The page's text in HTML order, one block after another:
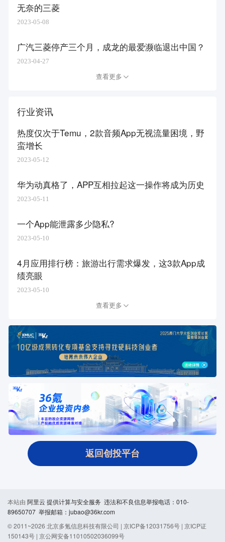
无奈的三菱
2023-05-08
广汽三菱停产三个月，成龙的最爱濒临退出中国？
2023-04-27
查看更多
行业资讯
热度仅次于Temu，2款音频App无视流量困境，野
蛮增长
2023-05-12
华为动真格了，APP互相拉起这一操作将成为历史
2023-05-11
一个App能泄露多少隐私?
2023-05-10
4月应用排行榜：旅游出行需求爆发，这3款App成
绩亮眼
2023-05-10
查看更多
返回创投平台
本站由 阿里云 提供计算与安全服务 违法和不良信息举报电话：010-
89650707 举报邮箱：jubao@36kr.com
© 2011~2026 北京多氪信息科技有限公司 | 京ICP备12031756号 | 京ICP证
150143号 | 京公网安备11010502036099号